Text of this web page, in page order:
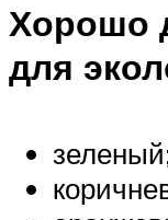
Хорошо
для